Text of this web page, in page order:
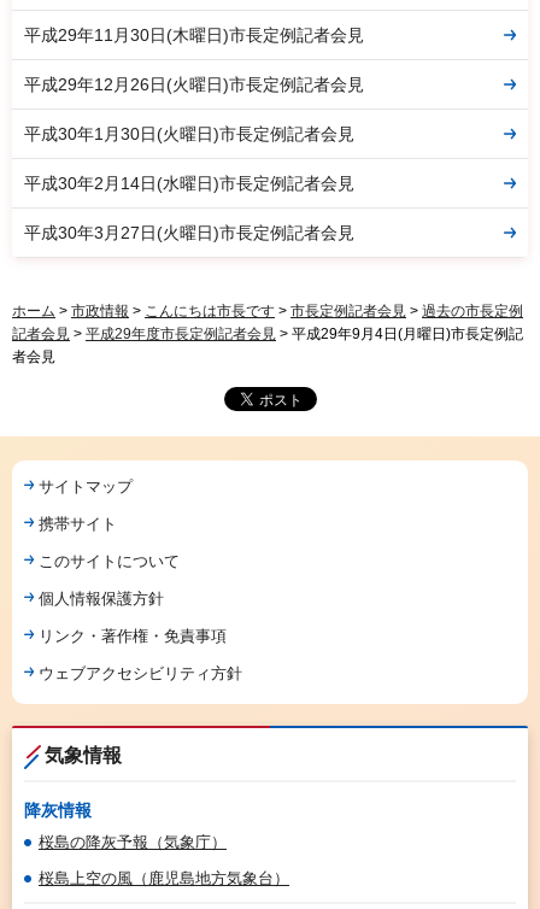
平成29年11月30日(木曜日)市長定例記者会見
平成29年12月26日(火曜日)市長定例記者会見
平成30年1月30日(火曜日)市長定例記者会見
平成30年2月14日(水曜日)市長定例記者会見
平成30年3月27日(火曜日)市長定例記者会見
ホーム > 市政情報 > こんにちは市長です > 市長定例記者会見 > 過去の市長定例
記者会見 > 平成29年度市長定例記者会見 > 平成29年9月4日(月曜日)市長定例記
者会見
サイトマップ
携帯サイト
このサイトについて
個人情報保護方針
リンク・著作権・免責事項
ウェブアクセシビリティ方針
気象情報
降灰情報
桜島の降灰予報（気象庁）
桜島上空の風（鹿児島地方気象台）